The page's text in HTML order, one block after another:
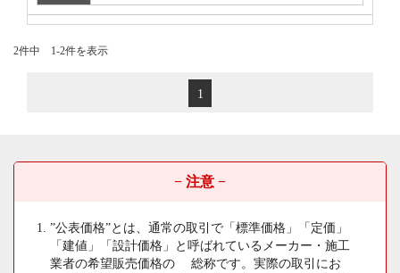
2件中 1-2件を表示
1
− 注意 −
”公表価格”とは、通常の取引で「標準価格」「定価」
「建値」「設計価格」と呼ばれているメーカー・施工
業者の希望販売価格の 総称です。実際の取引にお